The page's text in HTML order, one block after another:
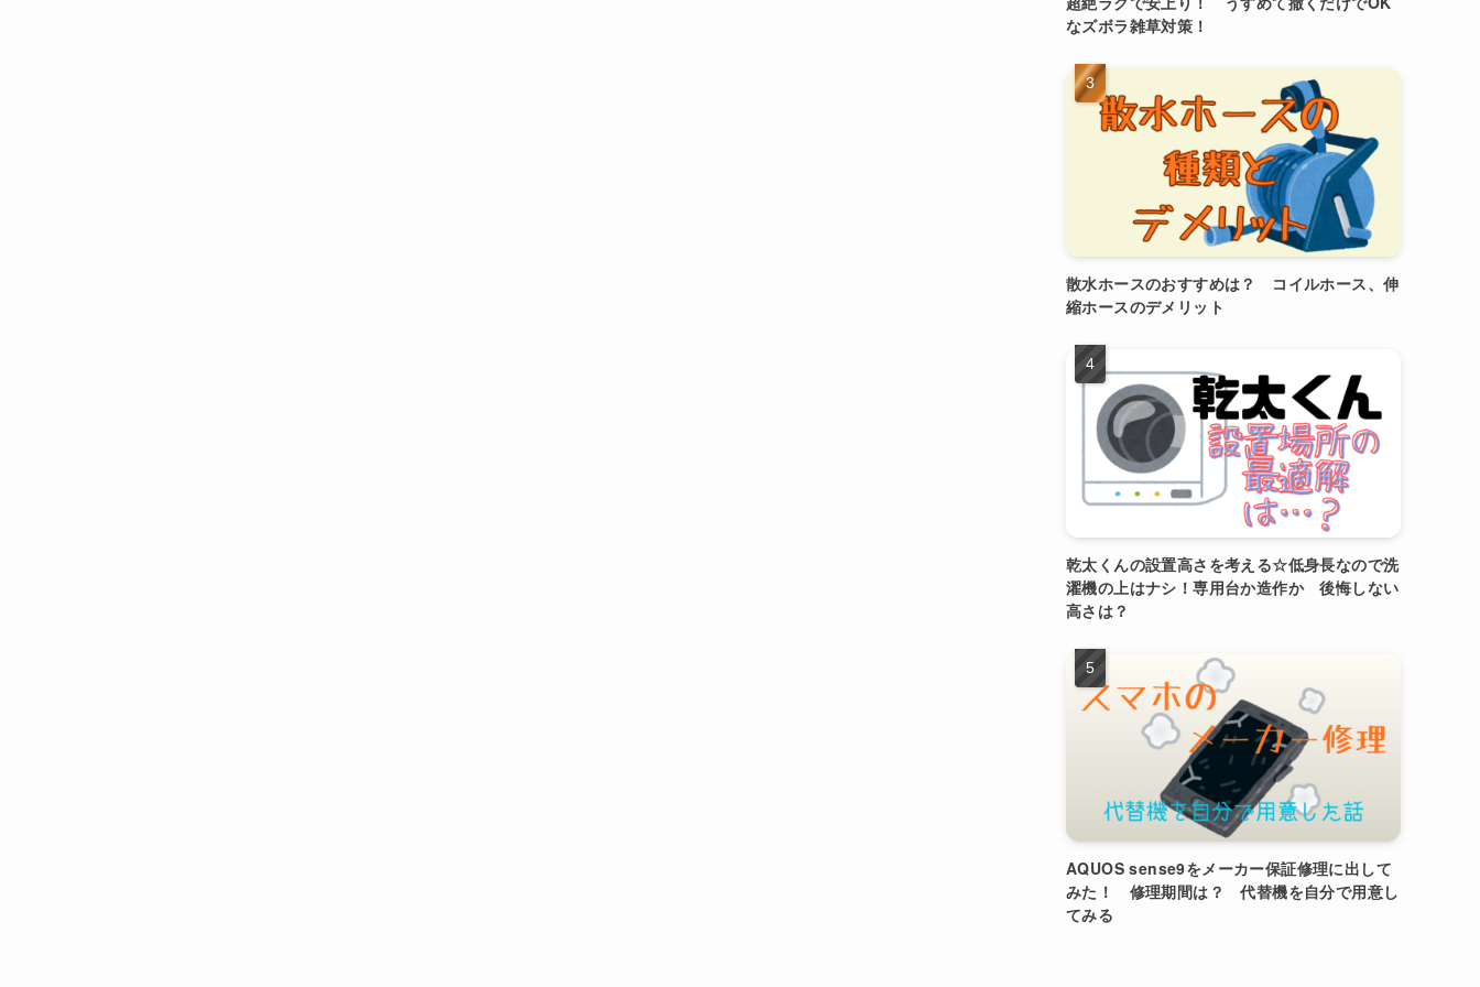
なズボラ雑草対策！
散水ホースのおすすめは？ コイルホース、伸
縮ホースのデメリット
乾太くんの設置高さを考える☆低身長なので洗
濯機の上はナシ！専用台か造作か 後悔しない
高さは？
AQUOS sense9をメーカー保証修理に出して
みた！ 修理期間は？ 代替機を自分で用意し
てみる